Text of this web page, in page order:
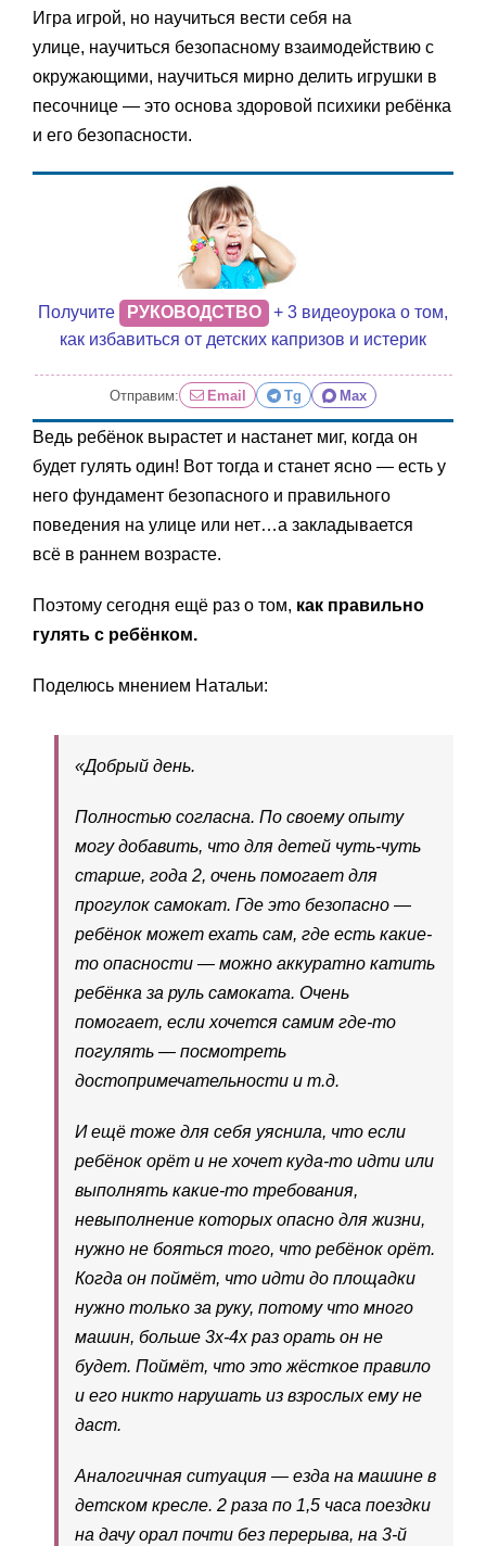
Игра игрой, но научиться вести себя на
улице, научиться безопасному взаимодействию с
окружающими, научиться мирно делить игрушки в
песочнице — это основа здоровой психики ребёнка
и его безопасности.
Получите РУКОВОДСТВО
+ 3 видеоурока о том,
как избавиться от детских капризов и истерик
Отправим: Email Tg Max
Ведь ребёнок вырастет и настанет миг, когда он
будет гулять один! Вот тогда и станет ясно — есть у
него фундамент безопасного и правильного
поведения на улице или нет…а закладывается
всё в раннем возрасте.
Поэтому сегодня ещё раз о том, как правильно
гулять с ребёнком.
Поделюсь мнением Натальи:
«Добрый день.
Полностью согласна. По своему опыту
могу добавить, что для детей чуть-чуть
старше, года 2, очень помогает для
прогулок самокат. Где это безопасно —
ребёнок может ехать сам, где есть какие-
то опасности — можно аккуратно катить
ребёнка за руль самоката. Очень
помогает, если хочется самим где-то
погулять — посмотреть
достопримечательности и т.д.
И ещё тоже для себя уяснила, что если
ребёнок орёт и не хочет куда-то идти или
выполнять какие-то требования,
невыполнение которых опасно для жизни,
нужно не бояться того, что ребёнок орёт.
Когда он поймёт, что идти до площадки
нужно только за руку, потому что много
машин, больше 3х-4х раз орать он не
будет. Поймёт, что это жёсткое правило
и его никто нарушать из взрослых ему не
даст.
Аналогичная ситуация — езда на машине в
детском кресле. 2 раза по 1,5 часа поездки
на дачу орал почти без перерыва, на 3-й